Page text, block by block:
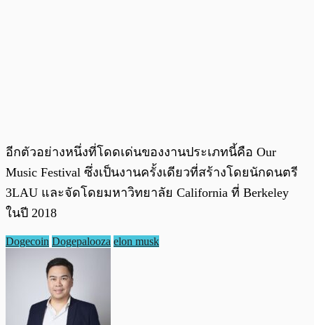
อีกตัวอย่างหนึ่งที่โดดเด่นของงานประเภทนี้คือ Our
Music Festival ซึ่งเป็นงานครั้งเดียวที่สร้างโดยนักดนตรี
3LAU และจัดโดยมหาวิทยาลัย California ที่ Berkeley
ในปี 2018
Dogecoin Dogepalooza elon musk